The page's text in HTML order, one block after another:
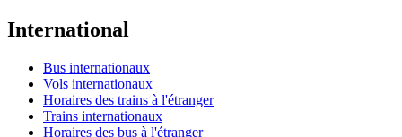
International
Bus internationaux
Vols internationaux
Horaires des trains à l'étranger
Trains internationaux
Horaires des bus à l'étranger